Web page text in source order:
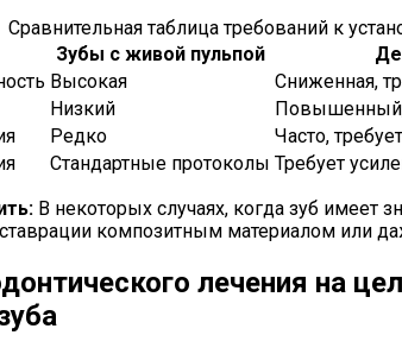
Сравнительная таблица требований к
Зубы с живой пульпой
Высокая
Сниженная,
Низкий
Повышенный,
Редко
Часто,
Стандартные протоколы Требует
В некоторых случаях, когда зуб имеет
композитным материалом или
лечения на